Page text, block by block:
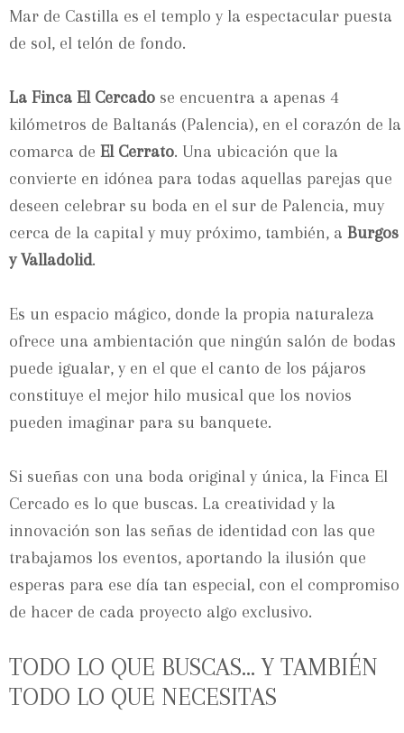
Mar de Castilla es el templo y la espectacular puesta
de sol, el telón de fondo.
La Finca El Cercado se encuentra a apenas 4
kilómetros de Baltanás (Palencia), en el corazón de la
comarca de El Cerrato. Una ubicación que la
convierte en idónea para todas aquellas parejas que
deseen celebrar su boda en el sur de Palencia, muy
cerca de la capital y muy próximo, también, a Burgos
y Valladolid.
Es un espacio mágico, donde la propia naturaleza
ofrece una ambientación que ningún salón de bodas
puede igualar, y en el que el canto de los pájaros
constituye el mejor hilo musical que los novios
pueden imaginar para su banquete.
Si sueñas con una boda original y única, la Finca El
Cercado es lo que buscas. La creatividad y la
innovación son las señas de identidad con las que
trabajamos los eventos, aportando la ilusión que
esperas para ese día tan especial, con el compromiso
de hacer de cada proyecto algo exclusivo.
TODO LO QUE BUSCAS… Y TAMBIÉN
TODO LO QUE NECESITAS